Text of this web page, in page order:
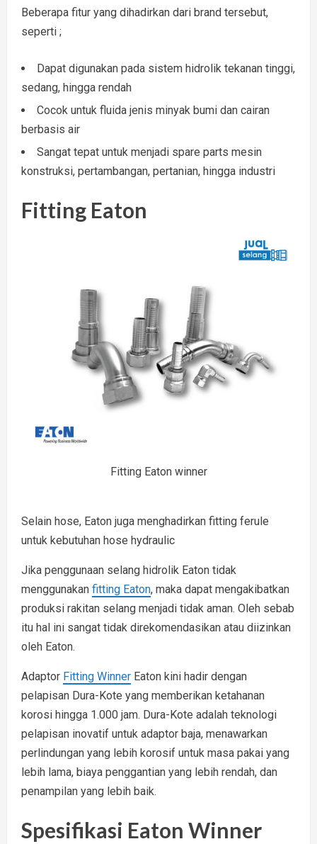
Beberapa fitur yang dihadirkan dari brand tersebut,
seperti ;
Dapat digunakan pada sistem hidrolik tekanan tinggi,
sedang, hingga rendah
Cocok untuk fluida jenis minyak bumi dan cairan
berbasis air
Sangat tepat untuk menjadi spare parts mesin
konstruksi, pertambangan, pertanian, hingga industri
Fitting Eaton
Fitting Eaton winner
Selain hose, Eaton juga menghadirkan fitting ferule
untuk kebutuhan hose hydraulic
Jika penggunaan selang hidrolik Eaton tidak
menggunakan fitting Eaton, maka dapat mengakibatkan
produksi rakitan selang menjadi tidak aman. Oleh sebab
itu hal ini sangat tidak direkomendasikan atau diizinkan
oleh Eaton.
Adaptor Fitting Winner Eaton kini hadir dengan
pelapisan Dura-Kote yang memberikan ketahanan
korosi hingga 1.000 jam. Dura-Kote adalah teknologi
pelapisan inovatif untuk adaptor baja, menawarkan
perlindungan yang lebih korosif untuk masa pakai yang
lebih lama, biaya penggantian yang lebih rendah, dan
penampilan yang lebih baik.
Spesifikasi Eaton Winner